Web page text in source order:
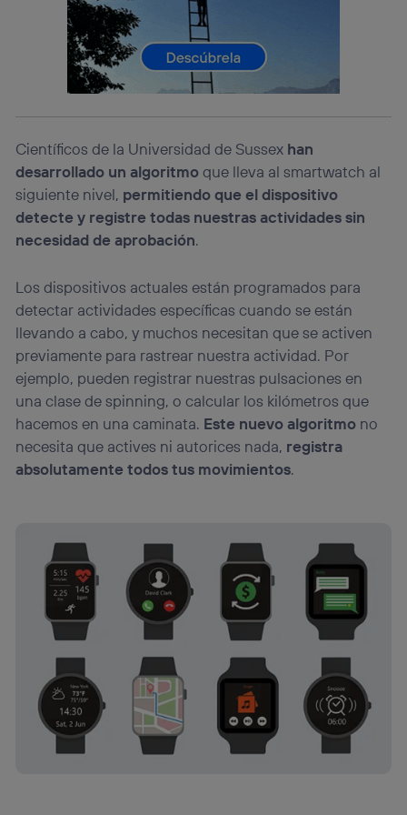
Científicos de la Universidad de Sussex han
desarrollado un algoritmoque lleva al smartwatch al
siguiente nivel, permitiendo que el dispositivo
detecte y registre todas nuestras actividades sin
necesidad de aprobación.
Los dispositivos actuales están programados para
detectar actividades específicas cuando se están
llevando a cabo, y muchos necesitan que se activen
previamente para rastrear nuestra actividad. Por
ejemplo, pueden registrar nuestras pulsaciones en
una clase de spinning, o calcular los kilómetros que
hacemos en una caminata. Este nuevo algoritmo no
necesita que actives ni autorices nada, registra
absolutamente todos tus movimientos.
lo que cualquier persona que conecte su dispositivo y
consienta el uso de la tecnología recibirá el mismo
identificador. Típicamente:
Si utilizas una
conexión de banda ancha
el marketing o análisis se realizará en función de las
que hayan dado su consentimiento.
Si utilizas datos móviles, el marketing será más
personalizado, ya que se basará únicamente en la
navegación del usuario del móvil.
Puedes gestionar los consentimientos Utiq seleccionando
“Administrar Utiq” en la parte inferior de esta página web o
visitando el portal de privacidad de Utiq
(“consenthub”)